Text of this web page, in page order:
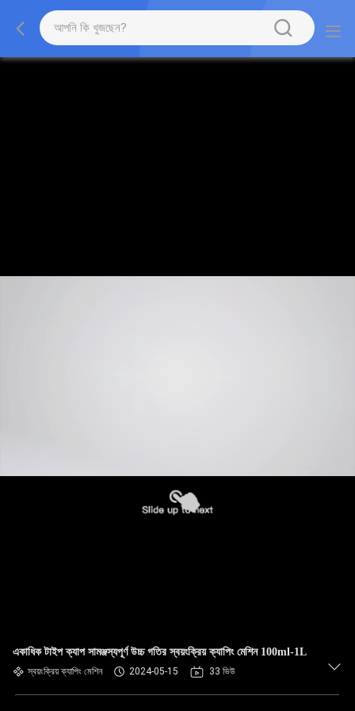
একাধিক টাইপ ক্যাপ সামঞ্জস্যপূর্ণ উচ্চ গতির স্বয়ংক্রিয় ক্যাপিং মেশিন 100ml-1L
স্বয়ংক্রিয় ক্যাপিং মেশিন 2024-05-15 33 ভিউ